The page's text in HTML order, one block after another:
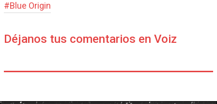
#Blue Origin
Déjanos tus comentarios en Voiz